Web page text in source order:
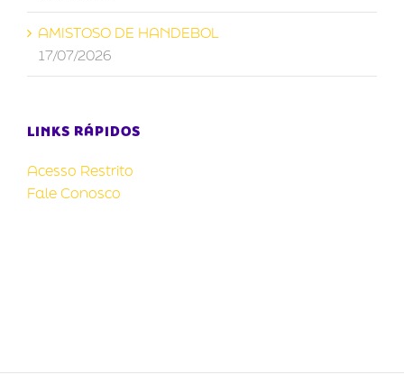
AMISTOSO DE HANDEBOL
17/07/2026
LINKS RÁPIDOS
Acesso Restrito
Fale Conosco